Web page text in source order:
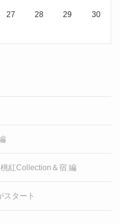
27 28 29 30
紅Collection＆宿 編
スタート